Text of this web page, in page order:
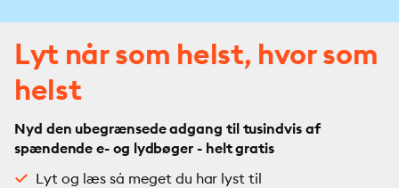
Lyt når som helst, hvor som
helst
Nyd den ubegrænsede adgang til tusindvis af
spændende e- og lydbøger - helt gratis
Lyt og læs så meget du har lyst til